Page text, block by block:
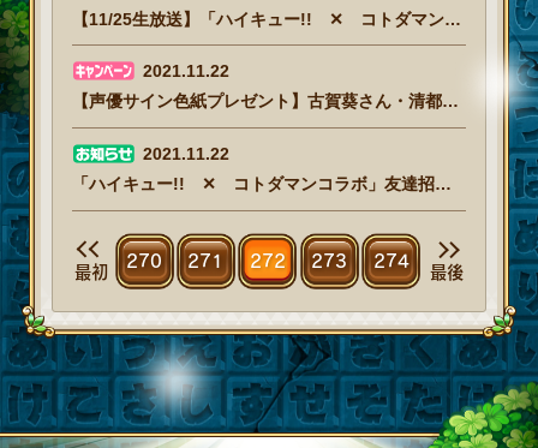
【11/25生放送】「ハイキュー!! ✕ コトダマン」 コラボ記念！
2021.11.22
【声優サイン色紙プレゼント】古賀葵さん・清都ありささん・平川大輔さん
2021.11.22
「ハイキュー!! ✕ コトダマンコラボ」友達招待キャンペーン
最初
270 271 272 273 274
最後